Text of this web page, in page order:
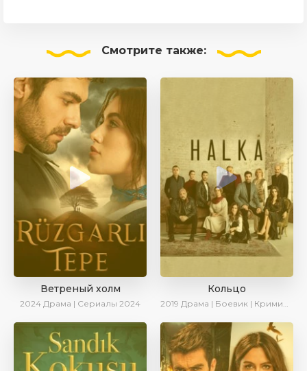
Смотрите также:
Ветреный холм
2024 Драма | Сериалы 2024
Кольцо
2019 Драма | Боевик | Криминал